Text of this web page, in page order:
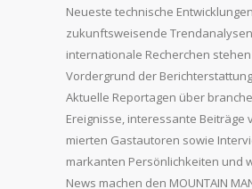
Neueste technische
zukunftsweisende
internationale Recherchen stehen
Vordergrund der
Aktuelle Reportagen über
Ereignisse, interessante Beiträge
mierten Gastautoren sowie
markanten Persönlichkeiten und
News machen den MOUNTAIN